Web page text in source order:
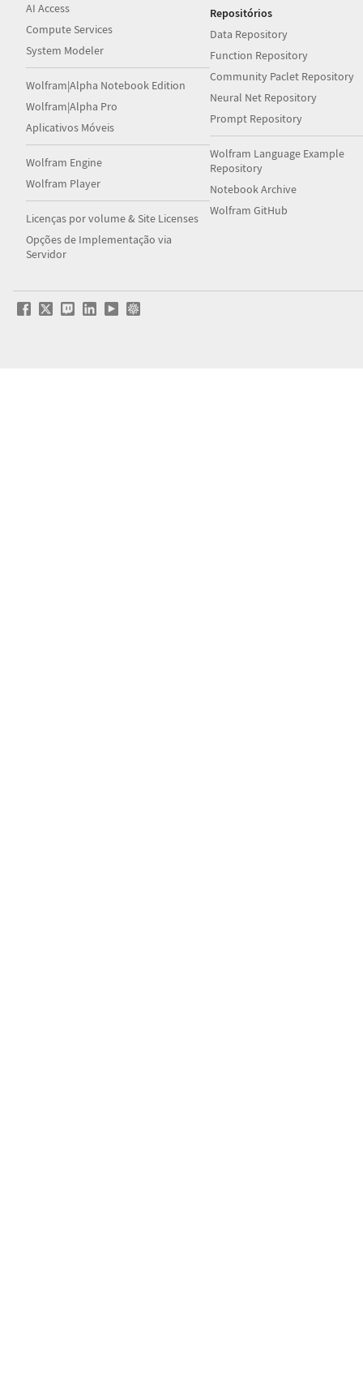
AI Access
Compute Services
System Modeler
Wolfram|Alpha Notebook Edition
Wolfram|Alpha Pro
Aplicativos Móveis
Wolfram Engine
Wolfram Player
Licenças por volume & Site Licenses
Opções de Implementação via
Servidor
Repositórios
Data Repository
Function Repository
Community Paclet Repository
Neural Net Repository
Prompt Repository
Wolfram Language Example
Repository
Notebook Archive
Wolfram GitHub